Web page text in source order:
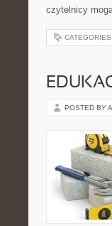
czytelnicy
CATEGORIES:
POSTED BY